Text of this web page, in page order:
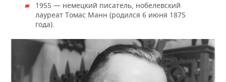
1955 — немецкий писатель, нобелевский
лауреат Томас Манн (родился 6 июня 1875
года).